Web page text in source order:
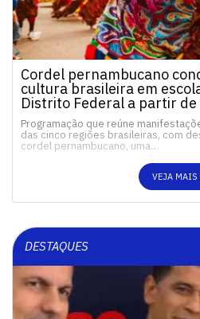
Cordel pernambucano
cultura brasileira em
Distrito Federal a partir de
Programação que reúne
das cinco regiões brasileiras, com
cordel pernambucano, uma…
VEJA MAIS
DESTAQUES